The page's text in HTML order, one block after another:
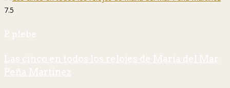
7.5
P. plebe
Las cinco en todos los relojes de María del Mar
Peña Martínez